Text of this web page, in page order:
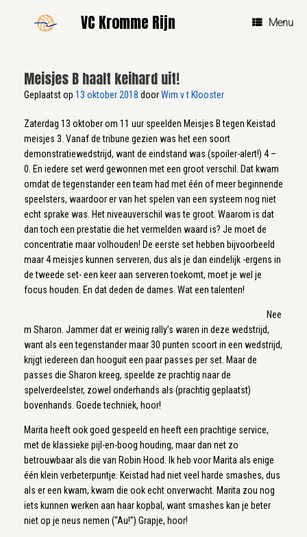
VC Kromme Rijn Menu
Meisjes B haalt keihard uit!
Geplaatst op 13 oktober 2018 doorWim v t Klooster
Zaterdag 13 oktober om 11 uur speelden Meisjes B tegen Keistad
meisjes 3. Vanaf de tribune gezien was het een soort
demonstratiewedstrijd, want de eindstand was (spoiler-alert!) 4 –
0. En iedere set werd gewonnen met een groot verschil. Dat kwam
omdat de tegenstander een team had met één of meer beginnende
speelsters, waardoor er van het spelen van een systeem nog niet
echt sprake was. Het niveauverschil was te groot. Waarom is dat
dan toch een prestatie die het vermelden waard is? Je moet de
concentratie maar volhouden! De eerste set hebben bijvoorbeeld
maar 4 meisjes kunnen serveren, dus als je dan eindelijk -ergens in
de tweede set- een keer aan serveren toekomt, moet je wel je
focus houden. En dat deden de dames. Wat een talenten!
Nee
m Sharon. Jammer dat er weinig rally’s waren in deze wedstrijd,
want als een tegenstander maar 30 punten scoort in een wedstrijd,
krijgt iedereen dan hooguit een paar passes per set. Maar de
passes die Sharon kreeg, speelde ze prachtig naar de
spelverdeelster, zowel onderhands als (prachtig geplaatst)
bovenhands. Goede techniek, hoor!
Marita heeft ook goed gespeeld en heeft een prachtige service,
met de klassieke pijl-en-boog houding, maar dan net zo
betrouwbaar als die van Robin Hood. Ik heb voor Marita als enige
één klein verbeterpuntje. Keistad had niet veel harde smashes, dus
als er een kwam, kwam die ook echt onverwacht. Marita zou nog
iets kunnen werken aan haar kopbal, want smashes kan je beter
niet op je neus nemen (“Au!”) Grapje, hoor!